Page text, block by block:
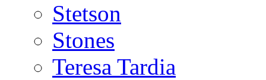
Stetson
Stones
Teresa Tardia